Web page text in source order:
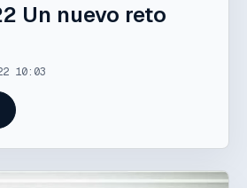
Un nuevo reto
10:03